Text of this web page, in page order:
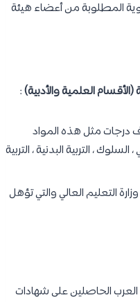
المطلوبة من أعضاء هيئة
العلمية والأدبية):
درجات مثل هذه المواد
السلوك ، التربية البدنية ، التربية
التعليم العالي والتي تؤهل
الحاصلين على شهادات